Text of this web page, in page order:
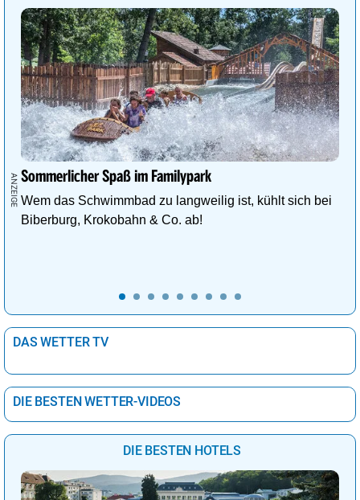
Sommerlicher Spaß im Familypark
Wem das Schwimmbad zu langweilig ist, kühlt sich bei
Biberburg, Krokobahn & Co. ab!
DAS WETTER TV
DIE BESTEN WETTER-VIDEOS
DIE BESTEN HOTELS